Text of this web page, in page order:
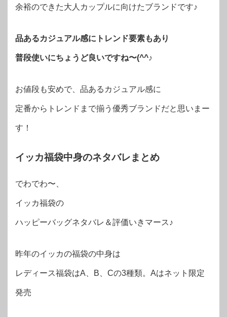
余裕のできた大人カップルに向けたブランドです♪
品あるカジュアル感にトレンド要素もあり
普段使いにちょうど良いですね〜(^^♪
お値段も安めで、品あるカジュアル感に
定番からトレンドまで揃う優秀ブランドだと思いまー
す！
イッカ福袋中身のネタバレまとめ
でわでわ〜、
イッカ福袋の
ハッピーバッグネタバレ＆評価いきマース♪
昨年のイッカの福袋の中身は
レディース福袋はA、B、Cの3種類。Aはネット限定
発売